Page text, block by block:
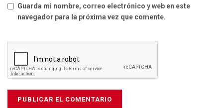
Guarda mi nombre, correo electrónico y web en este
navegador para la próxima vez que comente.